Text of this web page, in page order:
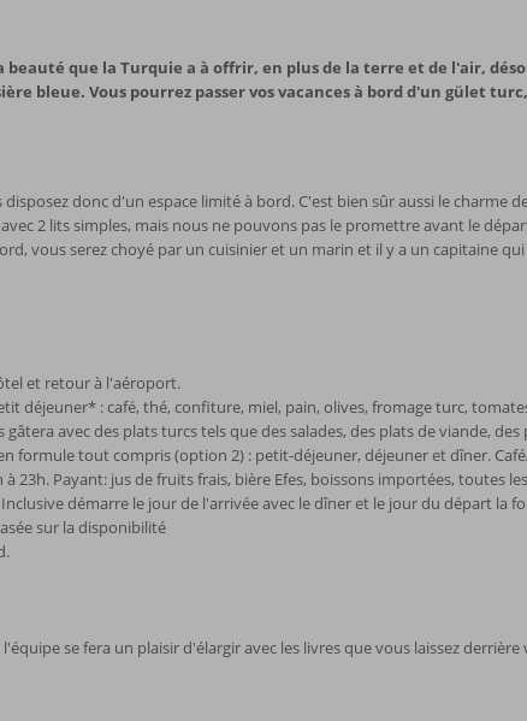
que la Turquie a à offrir, en plus de la terre et de l'air,
bleue. Vous pourrez passer vos vacances à bord d'un gület
donc d'un espace limité à bord. C'est bien sûr aussi le charme
2 lits simples, mais nous ne pouvons pas le promettre avant le
vous serez choyé par un cuisinier et un marin et il y a un capitaine
et retour à l'aéroport.
déjeuner* : café, thé, confiture, miel, pain, olives, fromage turc,
avec des plats turcs tels que des salades, des plats de viande,
formule tout compris (option 2) : petit-déjeuner, déjeuner et dîner.
à 23h. Payant: jus de fruits frais, bière Efes, boissons importées, toutes
démarre le jour de l'arrivée avec le dîner et le jour du départ la
sur la disponibilité
se fera un plaisir d'élargir avec les livres que vous laissez derrière